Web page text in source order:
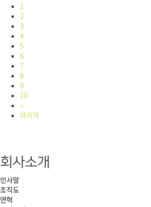
1
2
3
4
5
6
7
8
9
10
»
마지막
회사소개
인사말
조직도
연혁